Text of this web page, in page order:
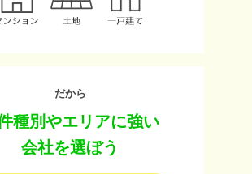
だから
種別やエリアに強い
会社を選ぼう